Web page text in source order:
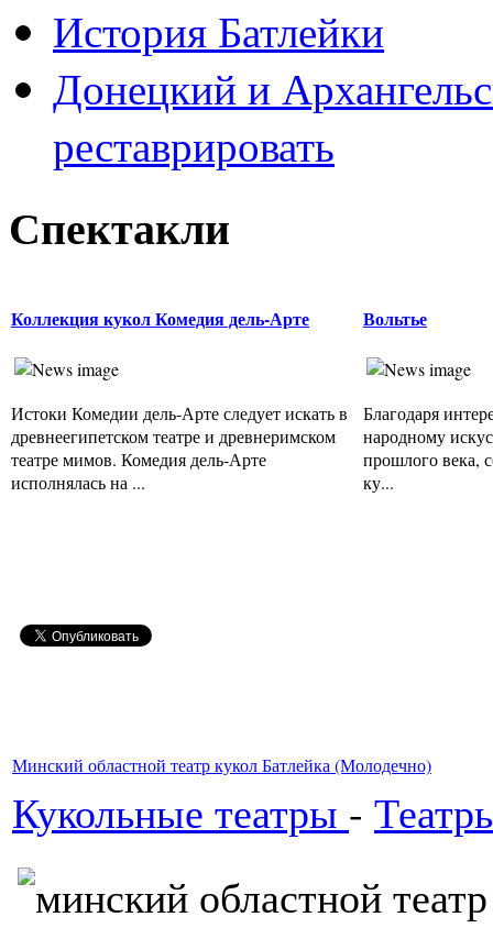
История Батлейки
Донецкий и
реставрировать
Спектакли
Коллекция кукол Комедия дель-Арте
Истоки Комедии дель-Арте следует искать в
древнеегипетском театре и древнеримском
театре мимов. Комедия дель-Арте
исполнялась на ...
Вольтье
Благодаря
народному
прошлого века,
ку...
Минский областной театр кукол Батлейка (Молодечно)
Кукольные театры -